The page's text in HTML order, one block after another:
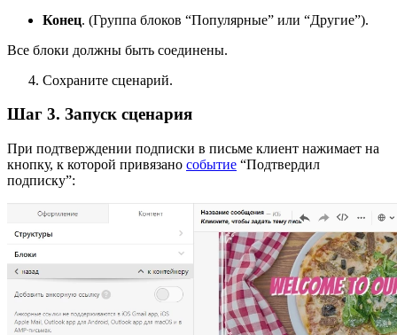
Конец. (Группа блоков “Популярные” или “Другие”).
Все блоки должны быть соединены.
Сохраните сценарий.
Шаг 3. Запуск сценария
При подтверждении подписки в письме клиент нажимает на
кнопку, к которой привязано событие “Подтвердил
подписку”: